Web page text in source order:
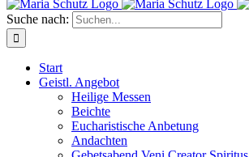
Suche nach:
Start
Geistl. Angebot
Heilige Messen
Beichte
Eucharistische Anbetung
Andachten